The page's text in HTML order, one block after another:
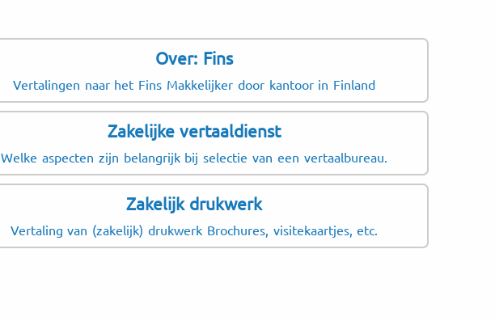
Over: Fins
Vertalingen naar het Fins Makkelijker door kantoor in Finland
Zakelijke vertaaldienst
Welke aspecten zijn belangrijk bij selectie van een vertaalbureau.
Zakelijk drukwerk
Vertaling van (zakelijk) drukwerk Brochures, visitekaartjes, etc.